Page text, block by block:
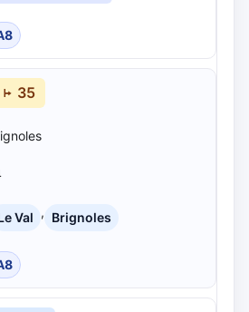
35
Val , Brignoles